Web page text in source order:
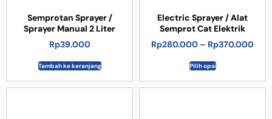
Semprotan Sprayer /
Sprayer Manual 2 Liter
Rp39.000
Tambah ke keranjang
Electric Sprayer / Alat
Semprot Cat Elektrik
Rp280.000 – Rp370.000
Pilih opsi